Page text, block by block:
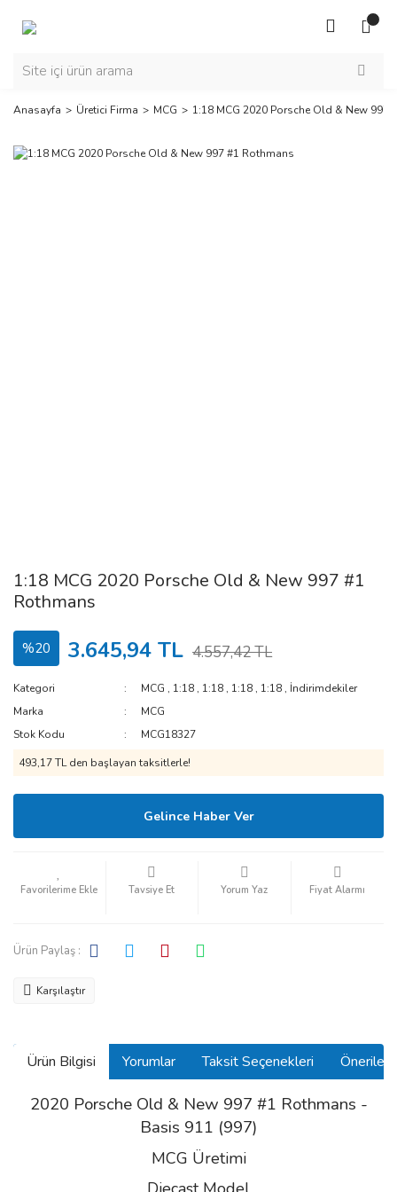
Anasayfa Üretici Firma MCG 1:18 MCG 2020 Porsche Old & New 997
1:18 MCG 2020 Porsche Old & New 997 #1
Rothmans
%20 3.645,94 TL 4.557,42 TL
Kategori MCG , 1:18 , 1:18 , 1:18 , 1:18 , İndirimdekiler
Marka
MCG
Stok Kodu
MCG18327
493,17 TL den başlayan taksitlerle!
Gelince Haber Ver
Tavsiye Et Yorum Yaz Fiyat Alarmı
Ürün Paylaş :
Karşılaştır
Ürün Bilgisi Yorumlar Taksit Seçenekleri
2020 Porsche Old & New 997 #1 Rothmans -
Basis 911 (997)
MCG Üretimi